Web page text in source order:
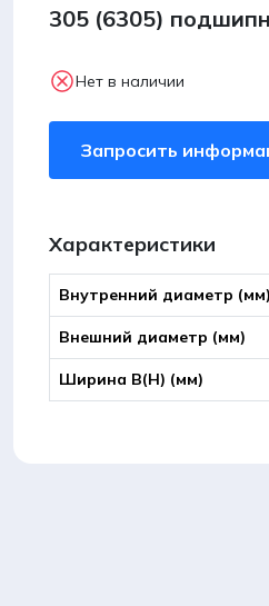
305 (6305)
Нет в наличии
Запросить
Характеристики
Внутренний диаметр (мм)
Внешний диаметр (мм)
Ширина B(Н) (мм)